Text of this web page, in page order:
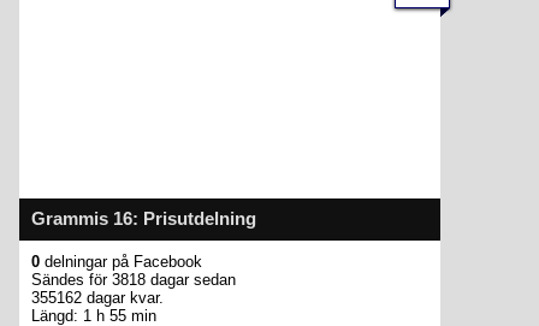
Grammis 16: Prisutdelning
0 delningar på Facebook
Sändes för 3818 dagar sedan
355162 dagar kvar.
Längd: 1 h 55 min